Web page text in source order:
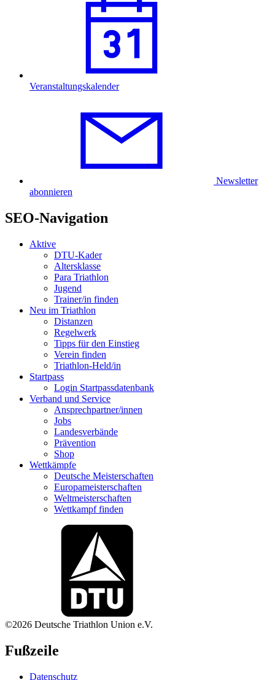
Veranstaltungskalender
Newsletter
abonnieren
SEO-Navigation
Aktive
DTU-Kader
Altersklasse
Para Triathlon
Jugend
Trainer/in finden
Neu im Triathlon
Distanzen
Regelwerk
Tipps für den Einstieg
Verein finden
Triathlon-Held/in
Startpass
Login Startpassdatenbank
Verband und Service
Ansprechpartner/innen
Jobs
Landesverbände
Prävention
Shop
Wettkämpfe
Deutsche Meisterschaften
Europameisterschaften
Weltmeisterschaften
Wettkampf finden
©2026 Deutsche Triathlon Union e.V.
Fußzeile
Datenschutz